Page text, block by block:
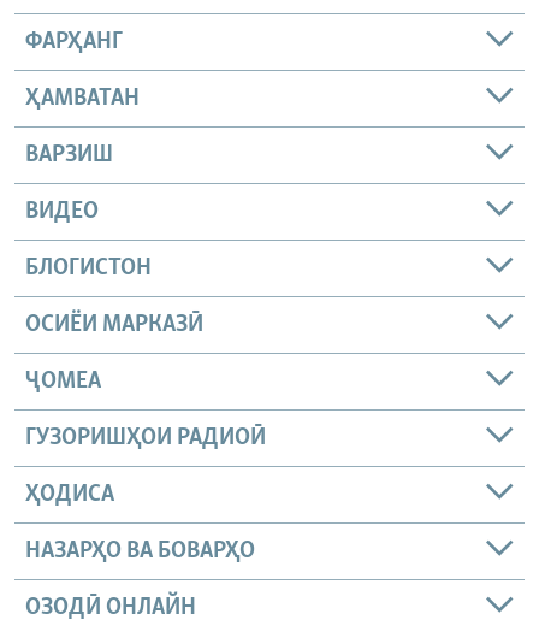
ФАРҲАНГ
ҲАМВАТАН
ВАРЗИШ
ВИДЕО
БЛОГИСТОН
ОСИЁИ МАРКАЗӢ
ҶОМEА
ГУЗОРИШҲОИ РАДИОӢ
ҲОДИСА
НАЗАРҲО ВА БОВАРҲО
ОЗОДӢ ОНЛАЙН